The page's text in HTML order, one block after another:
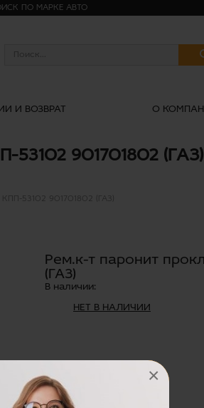
×
ПО МАРКЕ АВТО
И ВОЗВРАТ О
901701802
53102 901701802 (ГАЗ)
Рем.к-т паронит
(ГАЗ)
В наличии:
НЕТ В НАЛИЧИИ